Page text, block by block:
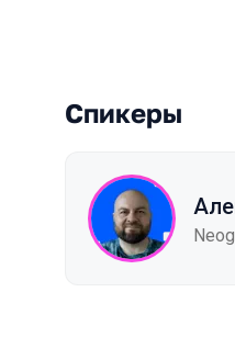
Спикеры